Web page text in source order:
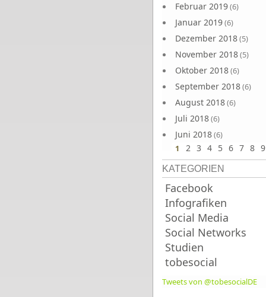
Februar 2019(6)
Januar 2019(6)
Dezember 2018(5)
November 2018(5)
Oktober 2018(6)
September 2018(6)
August 2018(6)
Juli 2018(6)
Juni 2018(6)
1 2 3 4 5 6 7 8 9
KATEGORIEN
Facebook
Infografiken
Social Media
Social Networks
Studien
tobesocial
Tweets von @tobesocialDE